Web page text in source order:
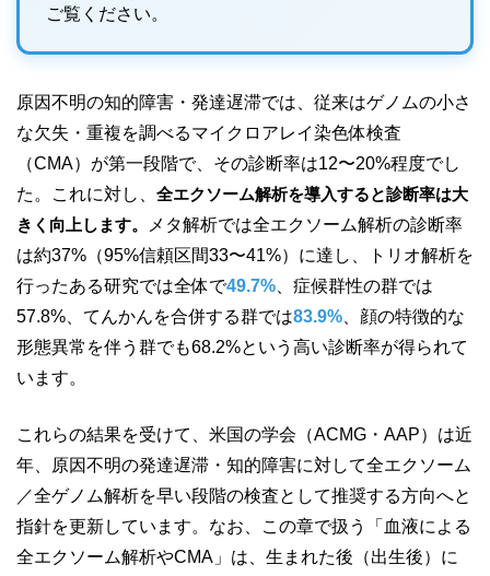
ご覧ください。
原因不明の知的障害・発達遅滞では、従来はゲノムの小さ
な欠失・重複を調べるマイクロアレイ染色体検査
（CMA）が第一段階で、その診断率は12〜20%程度でし
た。これに対し、 全エクソーム解析を導入すると診断率は大
きく向上します。
メタ解析では全エクソーム解析の診断率
は約37%（95%信頼区間33〜41%）に達し、トリオ解析を
行ったある研究では全体で49.7% 、症候群性の群では
57.8%、てんかんを合併する群では83.9% 、顔の特徴的な
形態異常を伴う群でも68.2%という高い診断率が得られて
います。
これらの結果を受けて、米国の学会（ACMG・AAP）は近
年、原因不明の発達遅滞・知的障害に対して全エクソーム
／全ゲノム解析を早い段階の検査として推奨する方向へと
指針を更新しています。なお、この章で扱う「血液による
全エクソーム解析やCMA」は、生まれた後（出生後）に